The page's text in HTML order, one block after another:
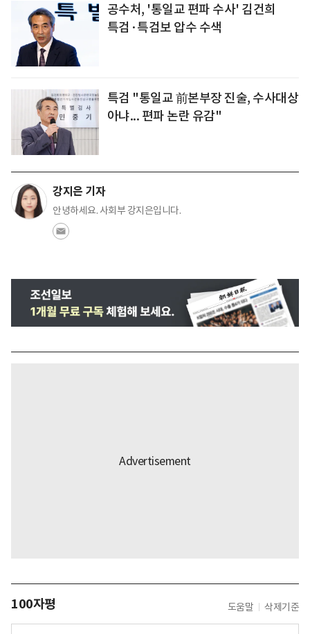
공수처, '통일교 편파 수사' 김건희
특검·특검보 압수 수색
특검 "통일교 前본부장 진술, 수사대상
아냐... 편파 논란 유감"
강지은 기자
안녕하세요. 사회부 강지은입니다.
100자평 도움말 삭제기준